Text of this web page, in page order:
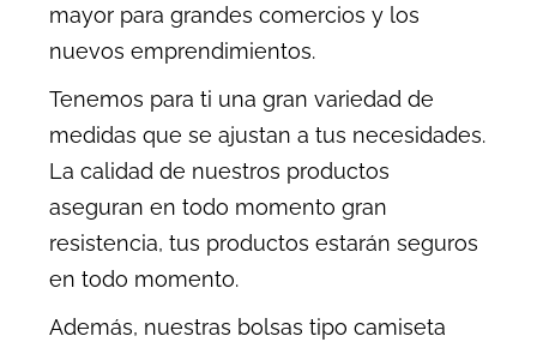
mayor para grandes comercios y los
nuevos emprendimientos.
Tenemos para ti una gran variedad de
medidas que se ajustan a tus necesidades.
La calidad de nuestros productos
aseguran en todo momento gran
resistencia, tus productos estarán seguros
en todo momento.
Además, nuestras bolsas tipo camiseta